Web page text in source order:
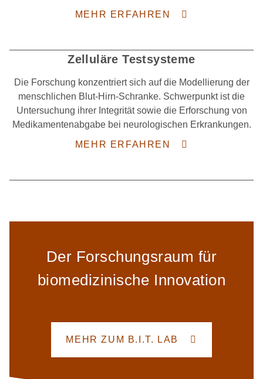
MEHR ERFAHREN
Zelluläre Testsysteme
Die Forschung konzentriert sich auf die Modellierung der
menschlichen Blut-Hirn-Schranke. Schwerpunkt ist die
Untersuchung ihrer Integrität sowie die Erforschung von
Medikamentenabgabe bei neurologischen Erkrankungen.
MEHR ERFAHREN
Der Forschungsraum für
biomedizinische Innovation
MEHR ZUM B.I.T. LAB